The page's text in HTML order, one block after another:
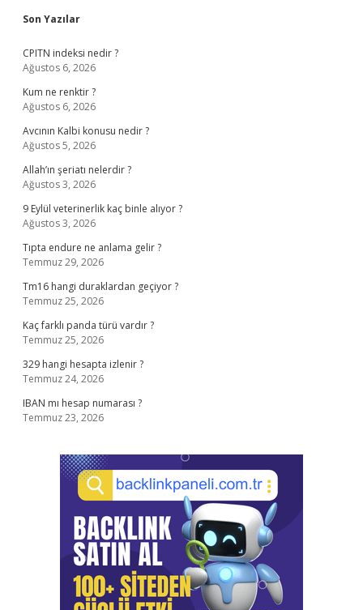
Sidebar
Son Yazılar
CPITN indeksi nedir ?
Ağustos 6, 2026
Kum ne renktir ?
Ağustos 6, 2026
Avcının Kalbi konusu nedir ?
Ağustos 5, 2026
Allah’ın şeriatı nelerdir ?
Ağustos 3, 2026
9 Eylül veterinerlik kaç binle alıyor ?
Ağustos 3, 2026
Tıpta endure ne anlama gelir ?
Temmuz 29, 2026
Tm16 hangi duraklardan geçiyor ?
Temmuz 25, 2026
Kaç farklı panda türü vardır ?
Temmuz 25, 2026
329 hangi hesapta izlenir ?
Temmuz 24, 2026
IBAN mı hesap numarası ?
Temmuz 23, 2026